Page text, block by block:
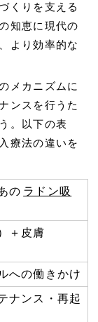
くりを支える
知恵に現代の
より効率的な
メカニズムに
ンスを行うた
。以下の表
療法の違いを
の ラドン吸
＋皮膚
への働きかけ
ナンス・再起